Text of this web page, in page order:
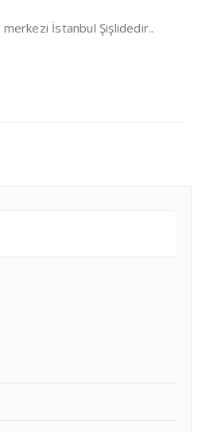
İstanbul Şişlidedir..